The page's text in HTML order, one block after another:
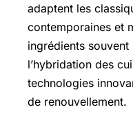
adaptent les
contemporaines et
ingrédients
l’hybridation des
technologies
de renouvellement.